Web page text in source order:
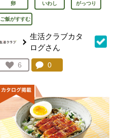
卵 いわし がっつり
ご飯がすすむ
生活クラブカタ
ログさん
お気に入り登録：
6
人が登録
コメント：
0件。コメントを見る。